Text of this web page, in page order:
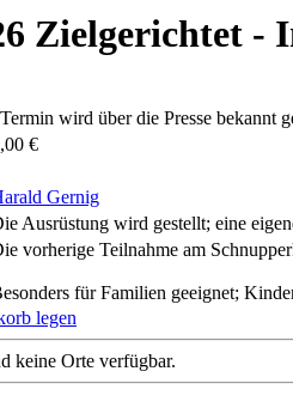
Zielgerichtet -
wird über die Presse bekannt
€
Gernig
Ausrüstung wird gestellt; eine
vorherige Teilnahme am
für Familien geeignet;
legen
keine Orte verfügbar.